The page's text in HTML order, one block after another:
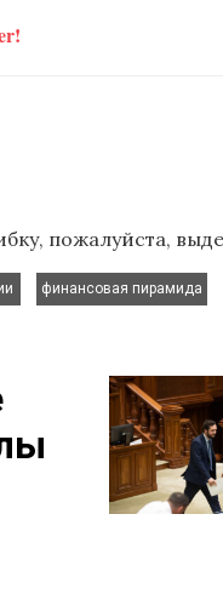
пожалуйста,
финансовая пирамида